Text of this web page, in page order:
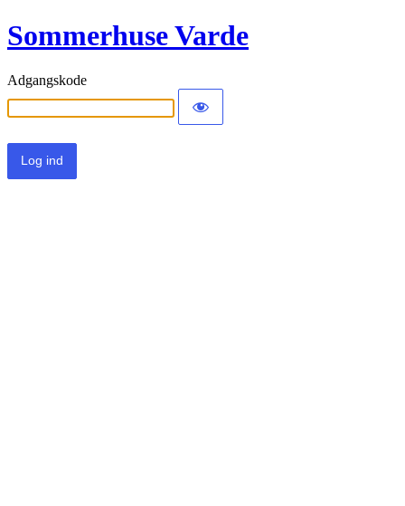
Sommerhuse Varde
Adgangskode